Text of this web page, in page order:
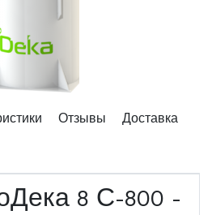
Отзывы Доставка
8 С-800 -